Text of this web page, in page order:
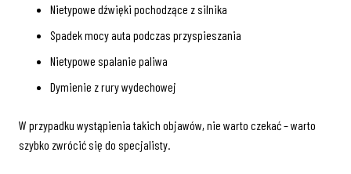
Nietypowe dźwięki pochodzące z silnika
Spadek mocy auta podczas przyspieszania
Nietypowe spalanie paliwa
Dymienie z rury wydechowej
W przypadku wystąpienia takich objawów, nie warto czekać – warto
szybko zwrócić się do specjalisty.